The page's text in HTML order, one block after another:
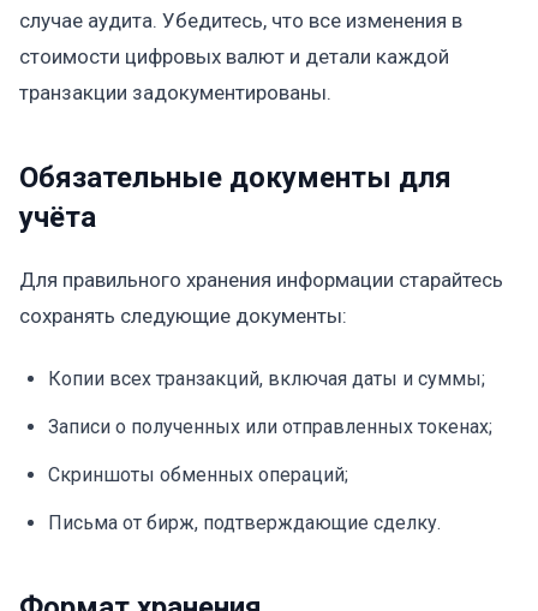
случае аудита. Убедитесь, что все изменения в
стоимости цифровых валют и детали каждой
транзакции задокументированы.
Обязательные документы для
учёта
Для правильного хранения информации старайтесь
сохранять следующие документы:
Копии всех транзакций, включая даты и суммы;
Записи о полученных или отправленных токенах;
Скриншоты обменных операций;
Письма от бирж, подтверждающие сделку.